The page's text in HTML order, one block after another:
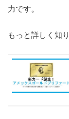
力です。
もっと詳しく知